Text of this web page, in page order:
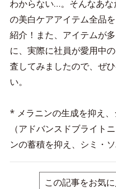
わからない…。そんなあ
の美白ケアアイテム全品
紹介！また、アイテムが
に、実際に社員が愛用中
査してみましたので、ぜ
い。
* メラニンの生成を抑え
（アドバンスドブライト
ンの蓄積を抑え、シミ・ソ
この記事をお気